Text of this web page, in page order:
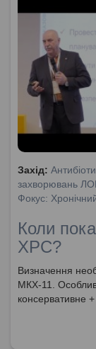
Захід:
захворювань
Фокус:
Коли
ХРС?
Визначення
МКХ-11.
консервативне +